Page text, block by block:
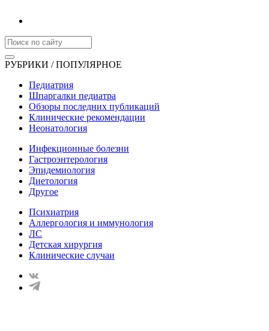
РУБРИКИ / ПОПУЛЯРНОЕ
Педиатрия
Шпаргалки педиатра
Обзоры последних публикаций
Клинические рекомендации
Неонатология
Инфекционные болезни
Гастроэнтерология
Эпидемиология
Диетология
Другое
Психиатрия
Аллергология и иммунология
ЛС
Детская хирургия
Клинические случаи